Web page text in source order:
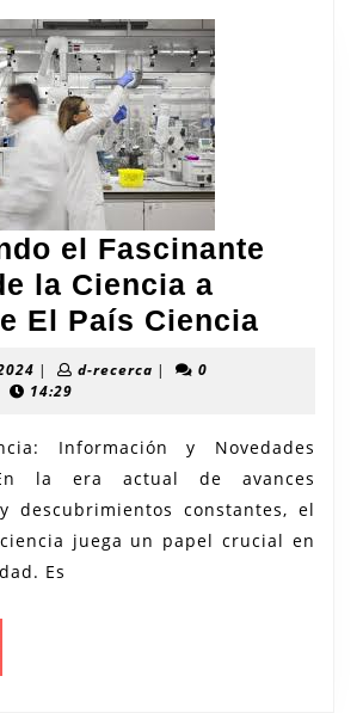
el Fascinante
la Ciencia a
El País Ciencia
de
la
11
octubre
| d-recercad-|
0
14:29
Información y Novedades
la era actual de avances
descubrimientos constantes, el
juega un papel crucial en
Es